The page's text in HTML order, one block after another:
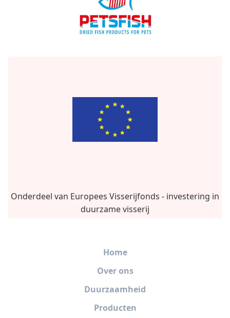
Onderdeel van Europees Visserijfonds - investering in
duurzame visserij
Home
Over ons
Duurzaamheid
Producten